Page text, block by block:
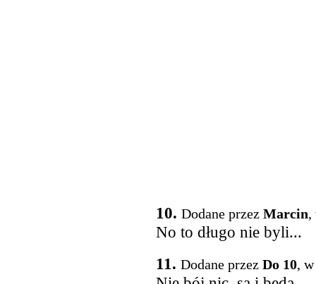
10. Dodane przez Marcin,
No to długo nie byli...
11. Dodane przez Do 10,